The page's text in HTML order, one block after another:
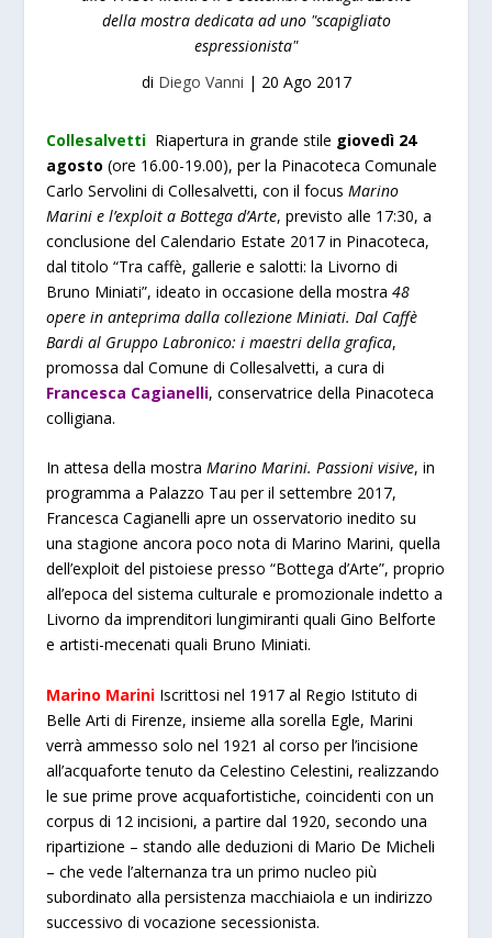
della mostra dedicata ad uno "scapigliato
espressionista"
di Diego Vanni | 20 Ago 2017
Collesalvetti Riapertura in grande stile giovedì 24
agosto (ore 16.00-19.00), per la Pinacoteca Comunale
Carlo Servolini di Collesalvetti, con il focusMarino
Marini e l’exploit a Bottega d’Arte, previsto alle 17:30, a
conclusione del Calendario Estate 2017 in Pinacoteca,
dal titolo “Tra caffè, gallerie e salotti: la Livorno di
Bruno Miniati”, ideato in occasione della mostra48
opere in anteprima dalla collezione Miniati. Dal Caffè
Bardi al Gruppo Labronico: i maestri della grafica,
promossa dal Comune di Collesalvetti, a cura di
Francesca Cagianelli, conservatrice della Pinacoteca
colligiana.
In attesa della mostraMarino Marini. Passioni visive, in
programma a Palazzo Tau per il settembre 2017,
Francesca Cagianelli apre un osservatorio inedito su
una stagione ancora poco nota di Marino Marini, quella
dell’exploit del pistoiese presso “Bottega d’Arte”, proprio
all’epoca del sistema culturale e promozionale indetto a
Livorno da imprenditori lungimiranti quali Gino Belforte
e artisti-mecenati quali Bruno Miniati.
Marino Marini Iscrittosi nel 1917 al Regio Istituto di
Belle Arti di Firenze, insieme alla sorella Egle, Marini
verrà ammesso solo nel 1921 al corso per l’incisione
all’acquaforte tenuto da Celestino Celestini, realizzando
le sue prime prove acquafortistiche, coincidenti con un
corpus di 12 incisioni, a partire dal 1920, secondo una
ripartizione – stando alle deduzioni di Mario De Micheli
– che vede l’alternanza tra un primo nucleo più
subordinato alla persistenza macchiaiola e un indirizzo
successivo di vocazione secessionista.